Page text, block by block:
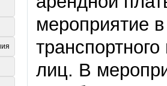
мероприятие
лиц. В